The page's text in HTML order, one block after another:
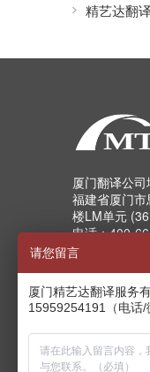
精艺达翻
厦门翻译公司
福建省厦门
楼LM单元
电话：400-
电话：0592-
传真：0592-
Email：
请您留言
厦门精艺达翻译服务
15959254191（电话/